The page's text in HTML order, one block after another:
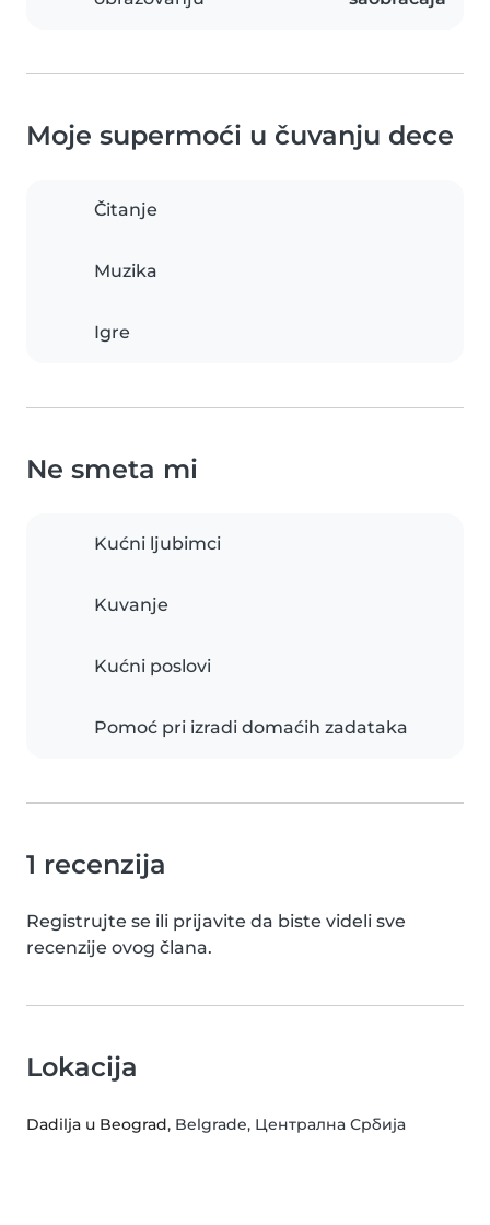
Moje supermoći u čuvanju dece
Čitanje
Muzika
Igre
Ne smeta mi
Kućni ljubimci
Kuvanje
Kućni poslovi
Pomoć pri izradi domaćih zadataka
1 recenzija
Registrujte se ili prijavite da biste videli sve
recenzije ovog člana.
Lokacija
Dadilja u Beograd, Belgrade, Централна Србија